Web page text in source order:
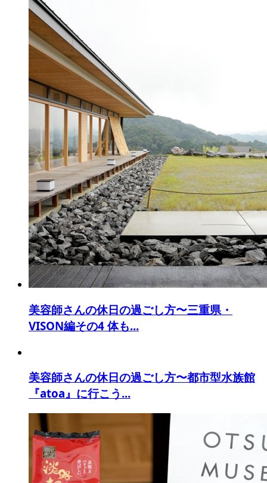
美容師さんの休日の過ごし方〜三重県・
VISON編その4 体も...
美容師さんの休日の過ごし方〜都市型水族館
『atoa』に行こう...